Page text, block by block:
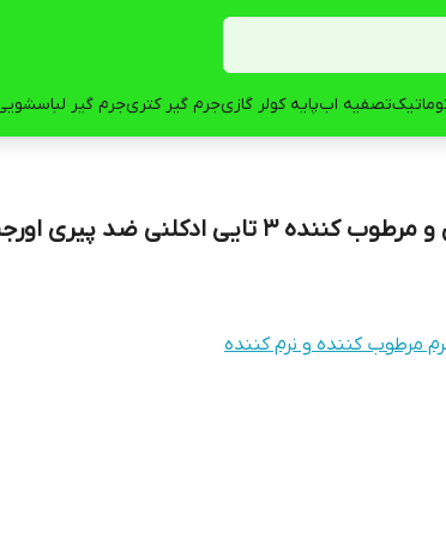
تصفیه ابپایه کولر گازیجرم گیر کتریجرم گیر
کرم آبرسان و مرطوب کننده 3 تایی ادکلنی ضد پيری
مرطوب کننده و نرم کننده